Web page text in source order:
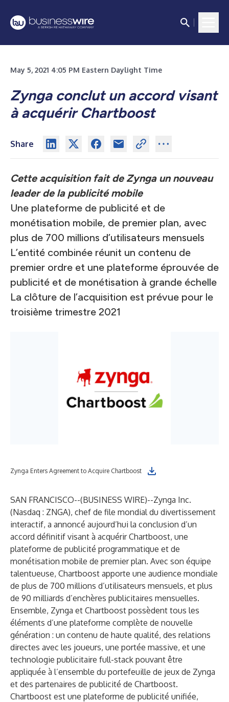
May 5, 2021 4:05 PM Eastern Daylight Time
Zynga conclut un accord visant
à acquérir Chartboost
Share
Cette acquisition fait de Zynga un nouveau
leader de la publicité mobile
Une plateforme de publicité et de
monétisation mobile, de premier plan, avec
plus de 700 millions d’utilisateurs mensuels
L’entité combinée réunit un contenu de
premier ordre et une plateforme éprouvée de
publicité et de monétisation à grande échelle
La clôture de l’acquisition est prévue pour le
troisième trimestre 2021
Zynga Enters Agreement to Acquire Chartboost
SAN FRANCISCO--(BUSINESS WIRE)--Zynga Inc.
(Nasdaq : ZNGA), chef de file mondial du divertissement
interactif, a annoncé aujourd’hui la conclusion d’un
accord définitif visant à acquérir Chartboost, une
plateforme de publicité programmatique et de
monétisation mobile de premier plan. Avec son équipe
talentueuse, Chartboost apporte une audience mondiale
de plus de 700 millions d’utilisateurs mensuels, et plus
de 90 milliards d’enchères publicitaires mensuelles.
Ensemble, Zynga et Chartboost possèdent tous les
éléments d’une plateforme complète de nouvelle
génération : un contenu de haute qualité, des relations
directes avec les joueurs, une portée massive, et une
technologie publicitaire full-stack pouvant être
appliquée à l’ensemble du portefeuille de jeux de Zynga
et des partenaires de publicité de Chartboost.
Chartboost est une plateforme de publicité unifiée,